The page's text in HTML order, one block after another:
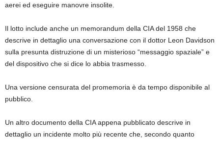
aerei ed eseguire manovre insolite.
Il lotto include anche un memorandum della CIA del 1958 che
descrive in dettaglio una conversazione con il dottor Leon Davidson
sulla presunta distruzione di un misterioso “messaggio spaziale” e
del dispositivo che si dice lo abbia trasmesso.
Una versione censurata del promemoria è da tempo disponibile al
pubblico.
Un altro documento della CIA appena pubblicato descrive in
dettaglio un incidente molto più recente che, secondo quanto